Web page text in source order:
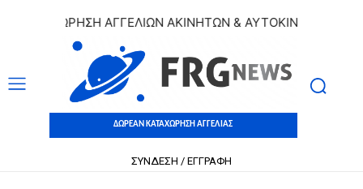
ΑΓΓΕΛΙΩΝ ΑΚΙΝΗΤΩΝ & ΑΥΤΟΚΙΝΗΤΩΝ |
ΔΩΡΕΑΝ ΚΑΤΑΧΩΡΗΣΗ ΑΓΓΕΛΙΑΣ
ΣΥΝΔΕΣΗ / ΕΓΓΡΑΦΗ